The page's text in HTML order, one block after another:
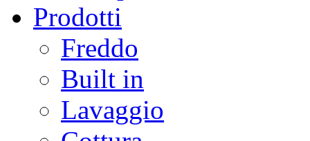
Prodotti
Freddo
Built in
Lavaggio